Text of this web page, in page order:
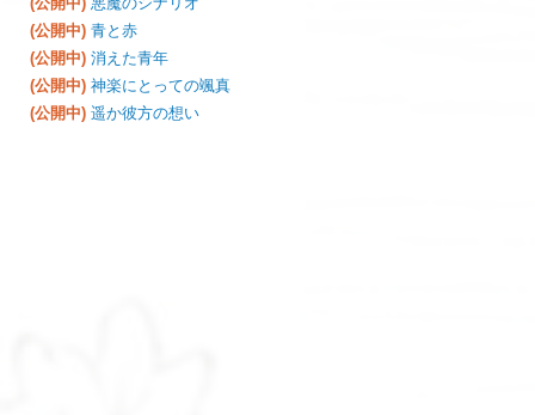
(公開中) 青と赤
(公開中) 消えた青年
(公開中) 神楽にとっての颯真
(公開中) 遥か彼方の想い